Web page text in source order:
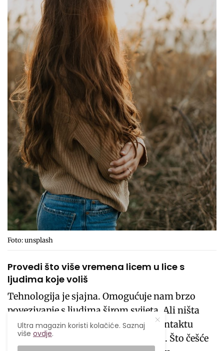
Foto: unsplash
Provedi što više vremena licem u lice s
ljudima koje voliš
Tehnologija je sjajna. Omogućuje nam brzo
povezivanje s ljudima širom svijeta. Ali ništa
nije bolje od vremena kada smo u kontaktu
licem u lice sa osobama koje volimo . Što češće
Ultra magazin koristi kolačiće. Saznaj
višeovdje.